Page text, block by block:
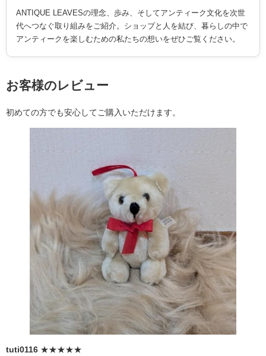
ANTIQUE LEAVESの理念、歩み、そしてアンティーク文化を次世
代へつなぐ取り組みをご紹介。ショップと人を結び、暮らしの中で
アンティークを楽しむための私たちの想いをぜひご覧ください。
お客様のレビュー
初めての方でも安心してご購入いただけます。
tuti0116 ★★★★★